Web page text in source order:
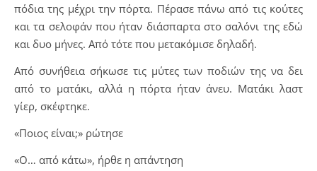
πόδια της μέχρι την πόρτα. Πέρασε πάνω από τις κούτες
και τα σελοφάν που ήταν διάσπαρτα στο σαλόνι της εδώ
και δυο μήνες. Από τότε που μετακόμισε δηλαδή.
Από συνήθεια σήκωσε τις μύτες των ποδιών της να δει
από το ματάκι, αλλά η πόρτα ήταν άνευ. Ματάκι λαστ
γίερ, σκέφτηκε.
«Ποιος είναι;» ρώτησε
«Ο… από κάτω», ήρθε η απάντηση